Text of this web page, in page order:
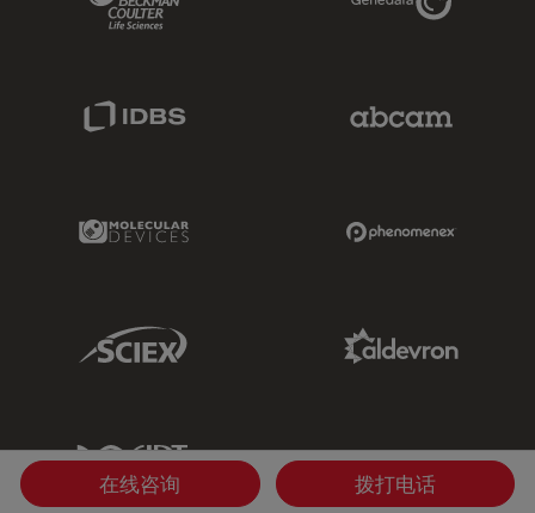
Molecular Devices Link
Sciex Link
IDT Link
在线咨询 拨打电话